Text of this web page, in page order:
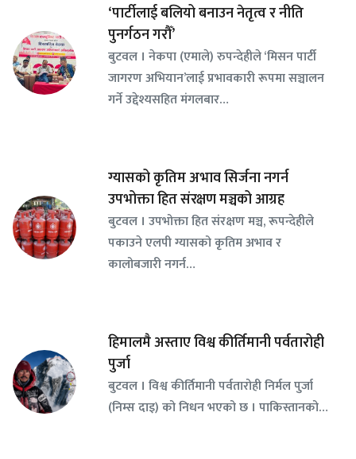
‘पार्टीलाई बलियो बनाउन नेतृत्व र नीति
पुनर्गठन गरौँ’
बुटवल । नेकपा (एमाले) रुपन्देहीले ‘मिसन पार्टी
जागरण अभियान’लाई प्रभावकारी रूपमा सञ्चालन
गर्ने उद्देश्यसहित मंगलबार…
ग्यासको कृतिम अभाव सिर्जना नगर्न
उपभोक्ता हित संरक्षण मञ्चको आग्रह
बुटवल । उपभोक्ता हित संरक्षण मञ्च, रूपन्देहीले
पकाउने एलपी ग्यासको कृतिम अभाव र
कालोबजारी नगर्न…
हिमालमै अस्ताए विश्व कीर्तिमानी पर्वतारोही
पुर्जा
बुटवल । विश्व कीर्तिमानी पर्वतारोही निर्मल पुर्जा
(निम्स दाइ) को निधन भएको छ । पाकिस्तानको…